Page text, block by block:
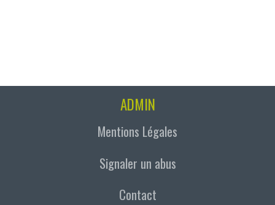
ADMIN
Mentions Légales
Signaler un abus
Contact